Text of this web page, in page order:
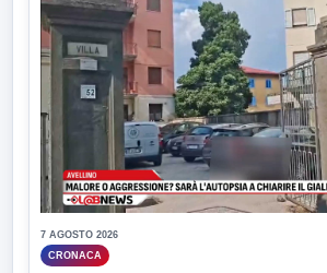
7 AGOSTO 2026
CRONACA